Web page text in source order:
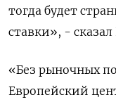
тогда будет
ставки», -
«Без рыночных
Европейский